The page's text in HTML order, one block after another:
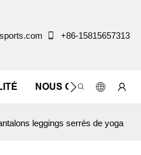
+86-15815657313
NOUS CONTACTER
leggings serrés de yoga